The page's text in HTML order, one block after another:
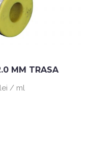
MM TRASA
/ ml